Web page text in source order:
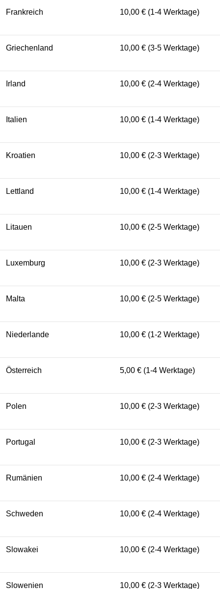
Frankreich 10,00 € (1-4 Werktage)
Griechenland 10,00 € (3-5 Werktage)
Irland 10,00 € (2-4 Werktage)
Italien 10,00 € (1-4 Werktage)
Kroatien 10,00 € (2-3 Werktage)
Lettland 10,00 € (1-4 Werktage)
Litauen 10,00 € (2-5 Werktage)
Luxemburg 10,00 € (2-3 Werktage)
Malta 10,00 € (2-5 Werktage)
Niederlande 10,00 € (1-2 Werktage)
Österreich 5,00 € (1-4 Werktage)
Polen 10,00 € (2-3 Werktage)
Portugal 10,00 € (2-3 Werktage)
Rumänien 10,00 € (2-4 Werktage)
Schweden 10,00 € (2-4 Werktage)
Slowakei 10,00 € (2-4 Werktage)
Slowenien 10,00 € (2-3 Werktage)